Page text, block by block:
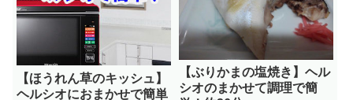
【ほうれん草のキッシュ】
ヘルシオにおまかせで簡単
【ぶりかまの塩焼き】ヘル
シオのまかせて調理で簡